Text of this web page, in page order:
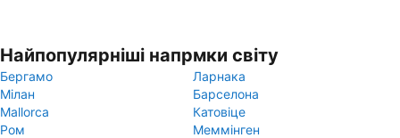
Найпопулярніші напрмки світу
Бергамо
Ларнака
Мілан
Барселона
Mallorca
Катовіце
Ром
Меммінген